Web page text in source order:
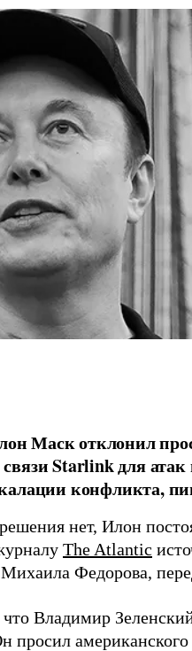
Маск отклонил
Starlink для атак
конфликта,
нет, Илон
The Atlantic
Федорова,
Владимир
американского